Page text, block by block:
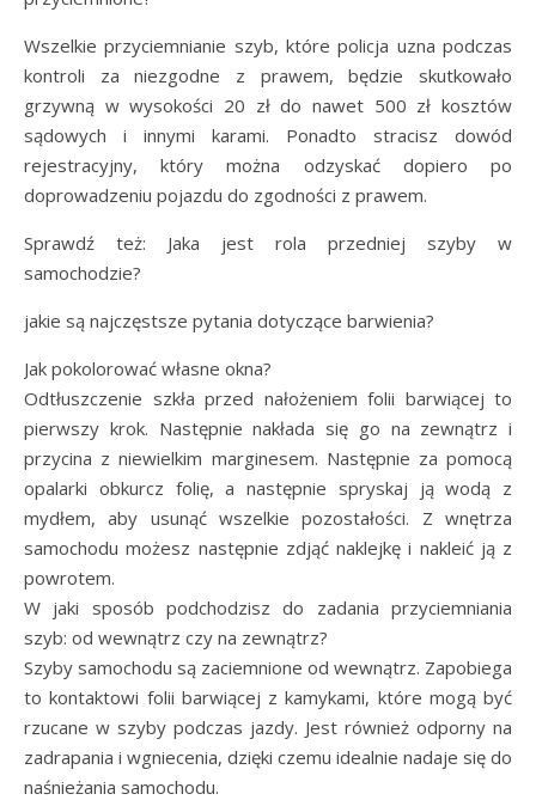
Wszelkie przyciemnianie szyb, które policja uzna podczas
kontroli za niezgodne z prawem, będzie skutkowało
grzywną w wysokości 20 zł do nawet 500 zł kosztów
sądowych i innymi karami. Ponadto stracisz dowód
rejestracyjny, który można odzyskać dopiero po
doprowadzeniu pojazdu do zgodności z prawem.
Sprawdź też: Jaka jest rola przedniej szyby w
samochodzie?
jakie są najczęstsze pytania dotyczące barwienia?
Jak pokolorować własne okna?
Odtłuszczenie szkła przed nałożeniem folii barwiącej to
pierwszy krok. Następnie nakłada się go na zewnątrz i
przycina z niewielkim marginesem. Następnie za pomocą
opalarki obkurcz folię, a następnie spryskaj ją wodą z
mydłem, aby usunąć wszelkie pozostałości. Z wnętrza
samochodu możesz następnie zdjąć naklejkę i nakleić ją z
powrotem.
W jaki sposób podchodzisz do zadania przyciemniania
szyb: od wewnątrz czy na zewnątrz?
Szyby samochodu są zaciemnione od wewnątrz. Zapobiega
to kontaktowi folii barwiącej z kamykami, które mogą być
rzucane w szyby podczas jazdy. Jest również odporny na
zadrapania i wgniecenia, dzięki czemu idealnie nadaje się do
naśnieżania samochodu.